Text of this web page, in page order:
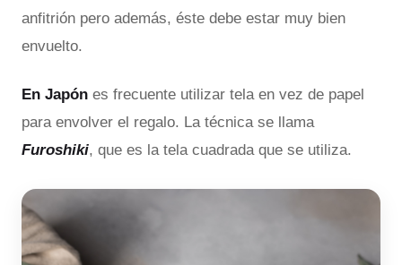
anfitrión pero además, éste debe estar muy bien
envuelto.
En Japón es frecuente utilizar tela en vez de papel
para envolver el regalo. La técnica se llama
Furoshiki, que es la tela cuadrada que se utiliza.